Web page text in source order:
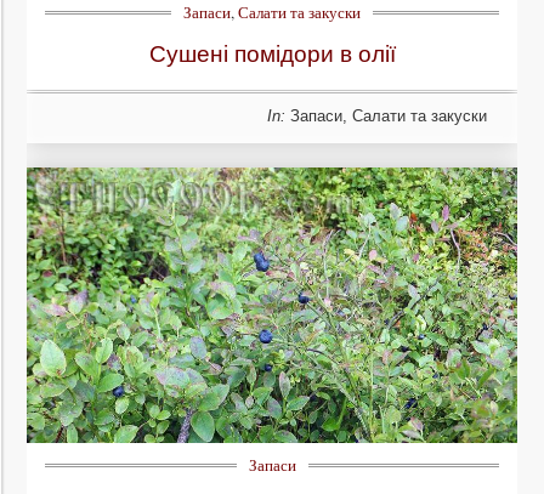
Запаси,Салати та закуски
Сушені помідори в олії
In: Запаси, Салати та закуски
Запаси